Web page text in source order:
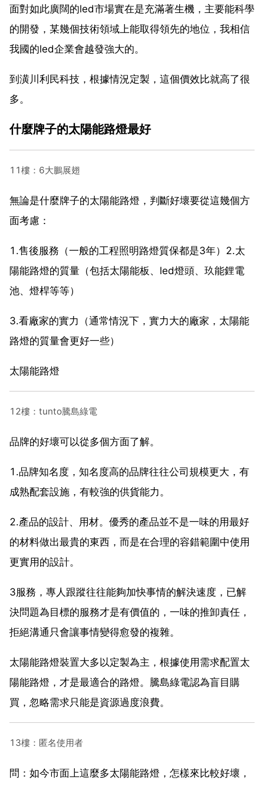
面對如此廣闊的led市場實在是充滿著生機，主要能科學
的開發，某幾個技術領域上能取得領先的地位，我相信
我國的led企業會越發強大的。
到潢川利民科技，根據情況定製，這個價效比就高了很
多。
什麼牌子的太陽能路燈最好
11樓：6大鵬展翅
無論是什麼牌子的太陽能路燈，判斷好壞要從這幾個方
面考慮：
1.售後服務（一般的工程照明路燈質保都是3年）2.太
陽能路燈的質量（包括太陽能板、led燈頭、玖能鋰電
池、燈桿等等）
3.看廠家的實力（通常情況下，實力大的廠家，太陽能
路燈的質量會更好一些）
太陽能路燈
12樓：tunto騰島綠電
品牌的好壞可以從多個方面了解。
1.品牌知名度，知名度高的品牌往往公司規模更大，有
成熟配套設施，有較強的供貨能力。
2.產品的設計、用材。優秀的產品並不是一味的用最好
的材料做出最貴的東西，而是在合理的容錯範圍中使用
更實用的設計。
3服務，專人跟蹤往往能夠加快事情的解決速度，已解
決問題為目標的服務才是有價值的，一味的推卸責任，
拒絕溝通只會讓事情變得愈發的複雜。
太陽能路燈裝置大多以定製為主，根據使用需求配置太
陽能路燈，才是最適合的路燈。騰島綠電認為盲目購
買，忽略需求只能是資源過度浪費。
13樓：匿名使用者
問：如今市面上這麼多太陽能路燈，怎樣來比較好壞，